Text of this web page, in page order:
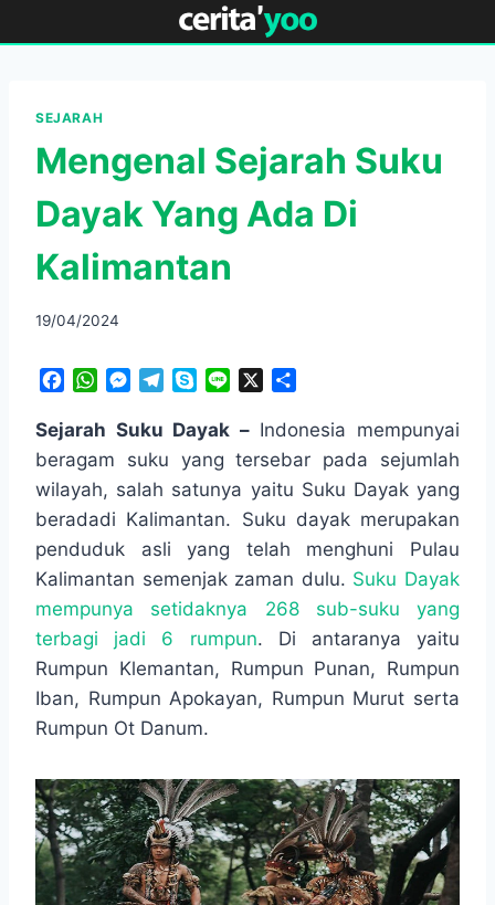
to
SEJARAH
Mengenal Sejarah Suku
Dayak Yang Ada Di
Kalimantan
19/04/2024
c
e
o
o
k
W
a
t
A
p
p
M
s
s
e
n
g
r
e
a
m
y
p
e
a
r
e
Sejarah Suku Dayak –Indonesia mempunyai
beragam suku yang tersebar pada sejumlah
wilayah, salah satunya yaitu Suku Dayak yang
beradadi Kalimantan. Suku dayak merupakan
penduduk asli yang telah menghuni Pulau
Kalimantan semenjak zaman dulu. Suku Dayak
mempunya setidaknya 268 sub-suku yang
terbagi jadi 6 rumpun. Di antaranya yaitu
Rumpun Klemantan, Rumpun Punan, Rumpun
Iban, Rumpun Apokayan, Rumpun Murut serta
Rumpun Ot Danum.